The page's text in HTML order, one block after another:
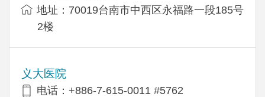
地址：70019台南市中西区永福路一段185号
2楼
义大医院
电话：+886-7-615-0011 #5762